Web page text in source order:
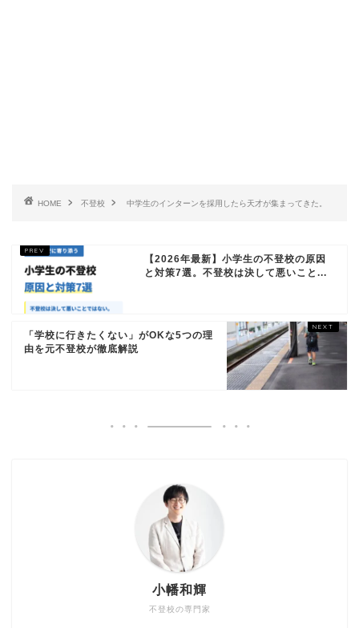
HOME 不登校 中学生のインターンを採用したら天才が集まってきた。
【2026年最新】小学生の不登校の原因
と対策7選。不登校は決して悪いこと...
「学校に行きたくない」がOKな5つの理
由を元不登校が徹底解説
不登校の専門家
小幡和輝